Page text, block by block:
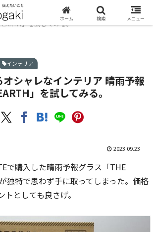
物
天気を知らせるオシャレなインテリア
」を試してみる。
インテリア
シャレなインテリア 晴雨予報
」を試してみる。
2023.09.23
で購入した晴雨予報グラス「THE
独特で思わず手に取ってしまった。価格
としても良さげ。
ホーム 検索 メニュー